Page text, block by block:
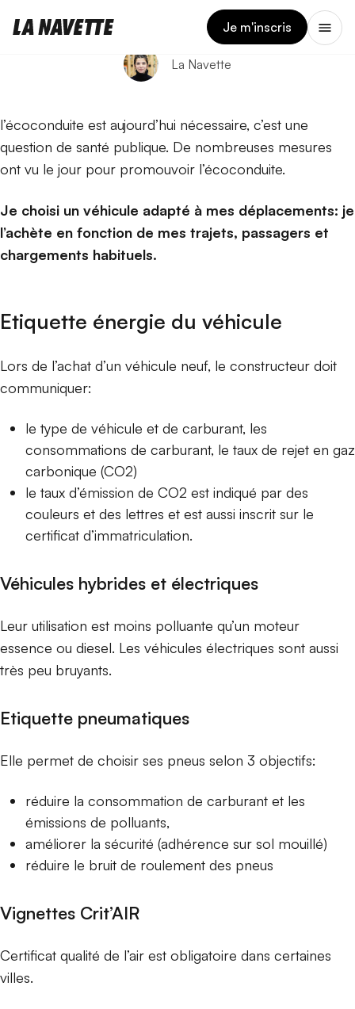
Je m'inscris
Écoconduite
La Navette
l’écoconduite est aujourd’hui nécessaire, c’est une
question de santé publique. De nombreuses mesures
ont vu le jour pour promouvoir l’écoconduite.
Je choisi un véhicule adapté à mes déplacements: je
l’achète en fonction de mes trajets, passagers et
chargements habituels.
Etiquette énergie du véhicule
Lors de l’achat d’un véhicule neuf, le constructeur doit
communiquer:
le type de véhicule et de carburant, les
consommations de carburant, le taux de rejet en gaz
carbonique (CO2)
le taux d’émission de CO2 est indiqué par des
couleurs et des lettres et est aussi inscrit sur le
certificat d’immatriculation.
Véhicules hybrides et électriques
Leur utilisation est moins polluante qu’un moteur
essence ou diesel. Les véhicules électriques sont aussi
très peu bruyants.
Etiquette pneumatiques
Elle permet de choisir ses pneus selon 3 objectifs:
réduire la consommation de carburant et les
émissions de polluants,
améliorer la sécurité (adhérence sur sol mouillé)
réduire le bruit de roulement des pneus
Vignettes Crit’AIR
Certificat qualité de l’air est obligatoire dans certaines
villes.